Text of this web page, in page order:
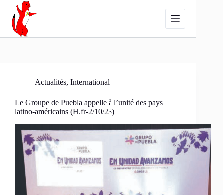
Passer
contenu
Actualités, International
Le Groupe de Puebla appelle à l’unité des pays
latino-américains (H.fr-2/10/23)